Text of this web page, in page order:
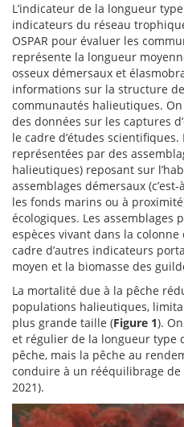
L’indicateur de la longueur
indicateurs du réseau
OSPAR pour évaluer les
représente la longueur
osseux démersaux et
informations sur la structure
communautés halieutiques.
des données sur les captures
le cadre d’études
représentées par des
halieutiques) reposant sur
assemblages démersaux
les fonds marins ou à
écologiques. Les assemblages
espèces vivant dans la colonne
cadre d’autres indicateurs
moyen et la biomasse des
La mortalité due à la pêche
populations halieutiques,
plus grande taille (Figure 1).
et régulier de la longueur type
pêche, mais la pêche au
conduire à un rééquilibrage
2021).